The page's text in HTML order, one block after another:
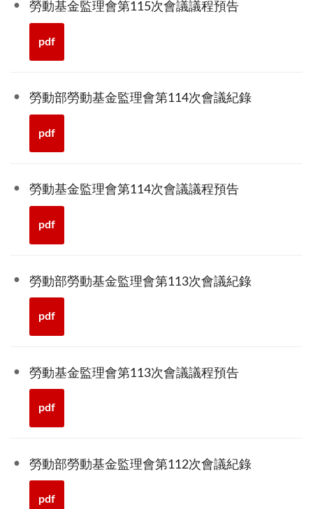
勞動基金監理會第115次會議議程預告
pdf
勞動部勞動基金監理會第114次會議紀錄
pdf
勞動基金監理會第114次會議議程預告
pdf
勞動部勞動基金監理會第113次會議紀錄
pdf
勞動基金監理會第113次會議議程預告
pdf
勞動部勞動基金監理會第112次會議紀錄
pdf